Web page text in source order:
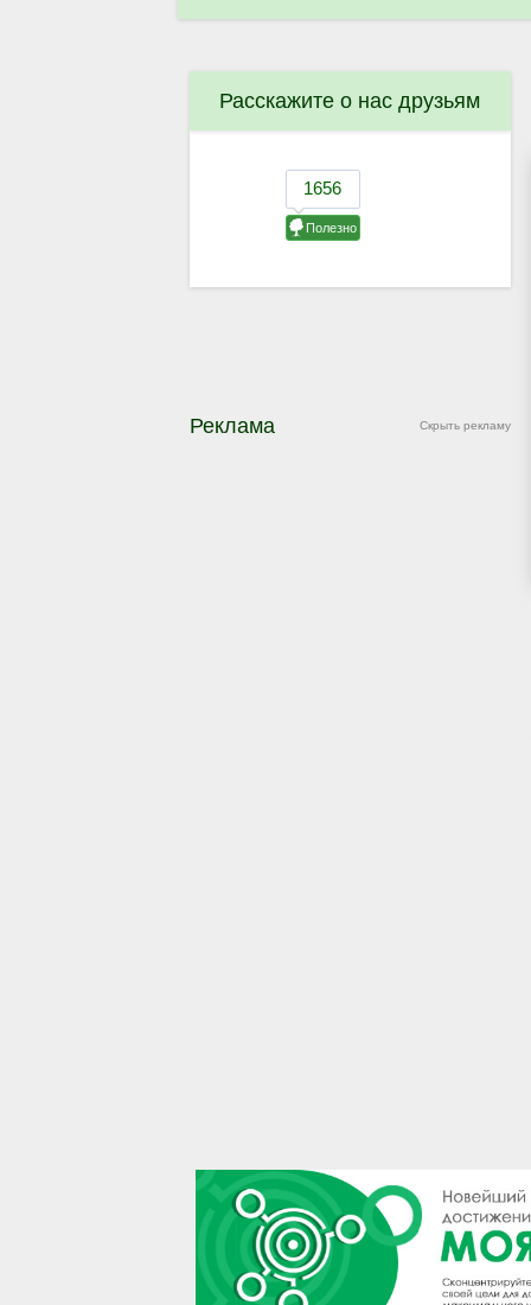
Расскажите о нас друзьям
Скрыть рекламу
Реклама